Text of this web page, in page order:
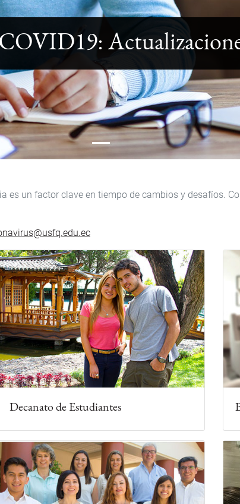
es un factor clave en tiempo de cambios y desafíos.
Decanato de Estudiantes